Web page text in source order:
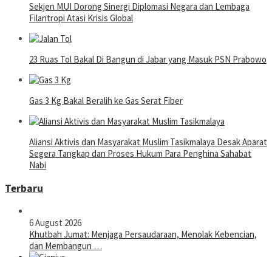
Sekjen MUI Dorong Sinergi Diplomasi Negara dan Lembaga
Filantropi Atasi Krisis Global
23 Ruas Tol Bakal Di Bangun di Jabar yang Masuk PSN Prabowo
Gas 3 Kg Bakal Beralih ke Gas Serat Fiber
Aliansi Aktivis dan Masyarakat Muslim Tasikmalaya Desak Aparat
Segera Tangkap dan Proses Hukum Para Penghina Sahabat
Nabi
Terbaru
6 August 2026
Khutbah Jumat: Menjaga Persaudaraan, Menolak Kebencian,
dan Membangun …